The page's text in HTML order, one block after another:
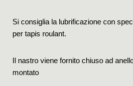
Si consiglia la lubrificazione con
per tapis roulant.
Il nastro viene fornito chiuso ad
montato